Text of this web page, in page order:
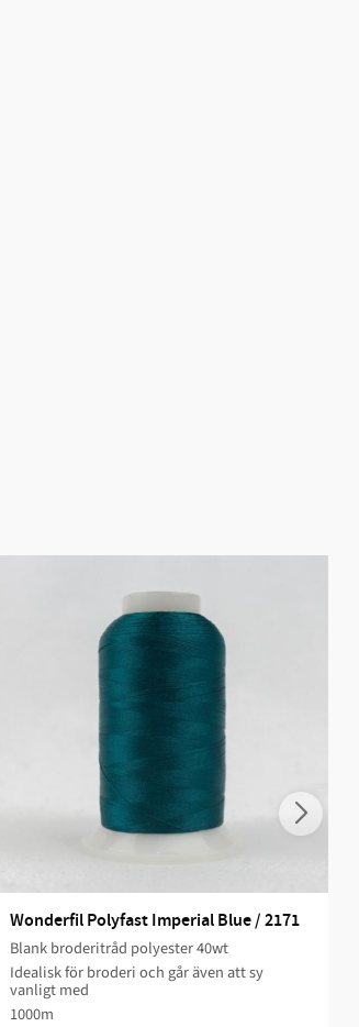
Wonderfil Polyfast Imperial Blue / 2171
Blank broderitråd polyester 40wt
Idealisk för broderi och går även att sy
vanligt med
1000m